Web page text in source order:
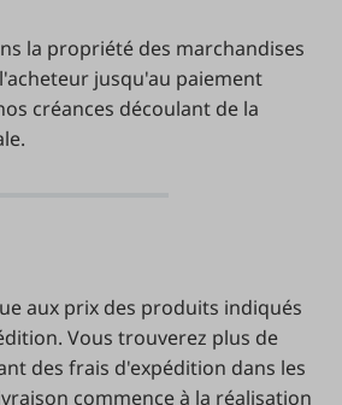
la propriété des marchandises
jusqu'au paiement
créances découlant de la
aux prix des produits indiqués
Vous trouverez plus de
des frais d'expédition dans les
commence à la réalisation